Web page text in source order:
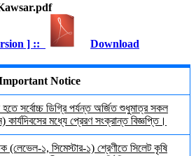
] :: Download
Notice
সর্বোচ্চ ডিগ্রি পর্যন্ত অর্জিত শুধুমাত্র সকল
মধ্যে প্রেরণ সংক্রান্ত বিজ্ঞপ্তি।
(লেভেল-১, সিমেস্টার-১) শ্রেণীতে সিলেট কৃষি